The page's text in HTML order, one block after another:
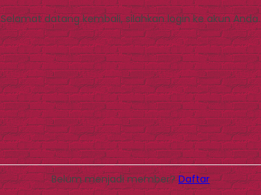
Selamat datang kembali, silahkan login ke akun Anda.
Belum menjadi member?Daftar